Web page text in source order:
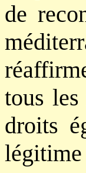
de
tous
droits
légitime